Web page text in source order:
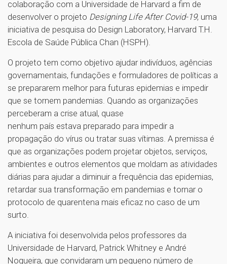
colaboração com a Universidade de Harvard a fim de
desenvolver o projeto Designing Life After Covid-19, uma
iniciativa de pesquisa do Design Laboratory, Harvard T.H.
Escola de Saúde Pública Chan (HSPH).
O projeto tem como objetivo ajudar indivíduos, agências
governamentais, fundações e formuladores de políticas a
se prepararem melhor para futuras epidemias e impedir
que se tornem pandemias. Quando as organizações
perceberam a crise atual, quase
nenhum país estava preparado para impedir a
propagação do vírus ou tratar suas vítimas. A premissa é
que as organizações podem projetar objetos, serviços,
ambientes e outros elementos que moldam as atividades
diárias para ajudar a diminuir a frequência das epidemias,
retardar sua transformação em pandemias e tornar o
protocolo de quarentena mais eficaz no caso de um
surto.
A iniciativa foi desenvolvida pelos professores da
Universidade de Harvard, Patrick Whitney e André
Nogueira, que convidaram um pequeno número de